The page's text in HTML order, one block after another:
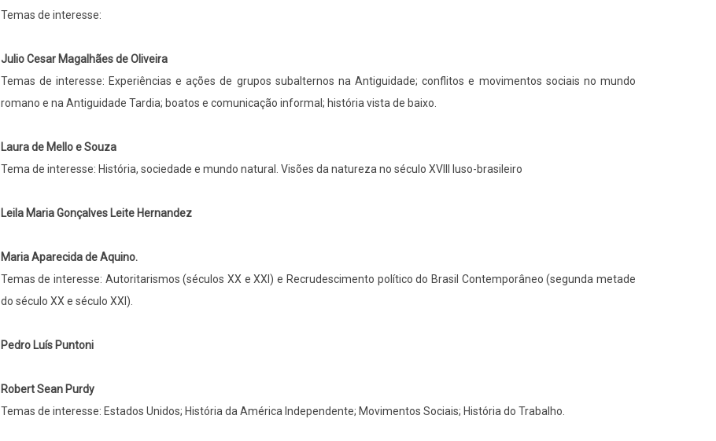
Temas de interesse:
Julio Cesar Magalhães de Oliveira
Temas de interesse: Experiências e ações de grupos subalternos na Antiguidade; conflitos e movimentos sociais no mundo
romano e na Antiguidade Tardia; boatos e comunicação informal; história vista de baixo.
Laura de Mello e Souza
Tema de interesse: História, sociedade e mundo natural. Visões da natureza no século XVIII luso-brasileiro
Leila Maria Gonçalves Leite Hernandez
Maria Aparecida de Aquino.
Temas de interesse: Autoritarismos (séculos XX e XXI) e Recrudescimento político do Brasil Contemporâneo (segunda metade
do século XX e século XXI).
Pedro Luís Puntoni
Robert Sean Purdy
Temas de interesse: Estados Unidos; História da América Independente; Movimentos Sociais; História do Trabalho.